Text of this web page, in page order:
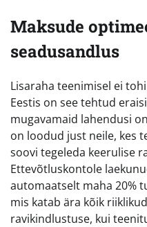
Maksude
seadusandlus
Lisaraha teenimisel ei
Eestis on see tehtud
mugavamaid lahendusi on
on loodud just neile, kes
soovi tegeleda keerulise
Ettevõtluskontole
automaatselt maha 20%
mis katab ära kõik
ravikindlustuse, kui